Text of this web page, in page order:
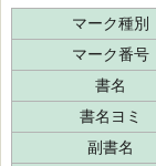
マーク種別
マーク番号
書名
書名ヨミ
副書名